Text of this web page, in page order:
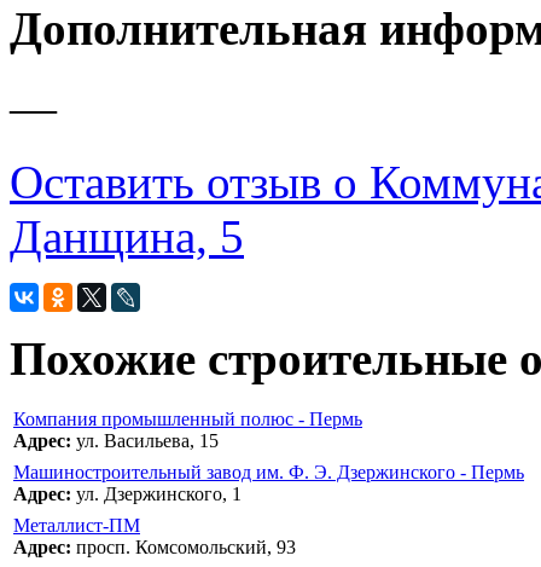
Дополнительная
—
Оставить отзыв о
Данщина, 5
Похожие строительные
Компания промышленный полюс - Пермь
Адрес: ул. Васильева, 15
Машиностроительный завод им. Ф. Э. Дзержинского - Пермь
Адрес: ул. Дзержинского, 1
Металлист-ПМ
Адрес: просп. Комсомольский, 93